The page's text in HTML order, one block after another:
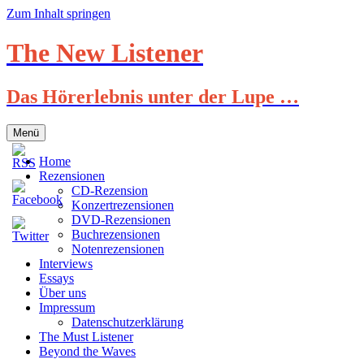
Zum Inhalt springen
The New Listener
Das Hörerlebnis unter der Lupe …
Menü
Home
Rezensionen
CD-Rezension
Konzertrezensionen
DVD-Rezensionen
Buchrezensionen
Notenrezensionen
Interviews
Essays
Über uns
Impressum
Datenschutzerklärung
The Must Listener
Beyond the Waves